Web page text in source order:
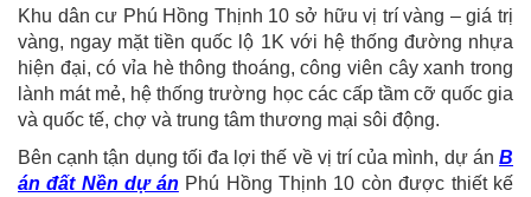
Khu dân cư Phú Hồng Thịnh 10 sở hữu vị trí vàng – giá trị
vàng, ngay mặt tiền quốc lộ 1K với hệ thống đường nhựa
hiện đại, có vỉa hè thông thoáng, công viên cây xanh trong
lành mát mẻ, hệ thống trường học các cấp tầm cỡ quốc gia
và quốc tế, chợ và trung tâm thương mại sôi động.
Bên cạnh tận dụng tối đa lợi thế về vị trí của mình, dự án B
án đất Nền dự án Phú Hồng Thịnh 10 còn được thiết kế